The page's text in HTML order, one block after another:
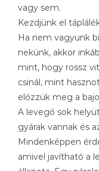
vagy sem.
Kezdjünk el
Ha nem vagyunk
nekünk, akkor
mint, hogy rossz
csinál, mint
előzzük meg a
A levegő sok
gyárak vannak és
Mindenképpen
amivel javítható a